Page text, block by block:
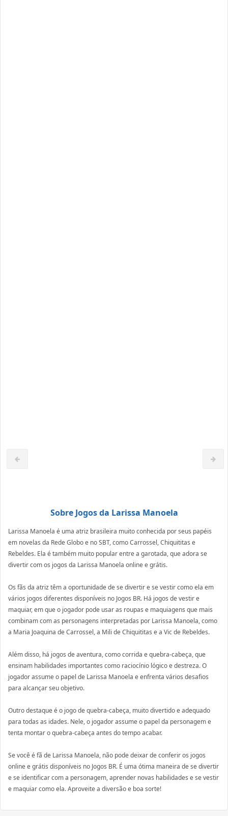
Sobre Jogos da Larissa Manoela
Larissa Manoela é uma atriz brasileira muito conhecida por seus papéis
em novelas da Rede Globo e no SBT, como Carrossel, Chiquititas e
Rebeldes. Ela é também muito popular entre a garotada, que adora se
divertir com os jogos da Larissa Manoela online e grátis.
Os fãs da atriz têm a oportunidade de se divertir e se vestir como ela em
vários jogos diferentes disponíveis no Jogos BR. Há jogos de vestir e
maquiar, em que o jogador pode usar as roupas e maquiagens que mais
combinam com as personagens interpretadas por Larissa Manoela, como
a Maria Joaquina de Carrossel, a Mili de Chiquititas e a Vic de Rebeldes.
Além disso, há jogos de aventura, como corrida e quebra-cabeça, que
ensinam habilidades importantes como raciocínio lógico e destreza. O
jogador assume o papel de Larissa Manoela e enfrenta vários desafios
para alcançar seu objetivo.
Outro destaque é o jogo de quebra-cabeça, muito divertido e adequado
para todas as idades. Nele, o jogador assume o papel da personagem e
tenta montar o quebra-cabeça antes do tempo acabar.
Se você é fã de Larissa Manoela, não pode deixar de conferir os jogos
online e grátis disponíveis no Jogos BR. É uma ótima maneira de se divertir
e se identificar com a personagem, aprender novas habilidades e se vestir
e maquiar como ela. Aproveite a diversão e boa sorte!